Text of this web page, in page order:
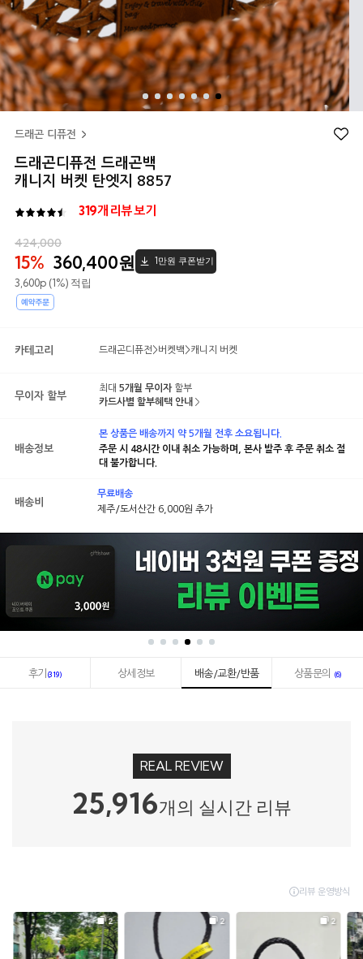
드래곤 디퓨전
드래곤디퓨전 드래곤백
캐니지 버켓 탄엣지 8857
4.9
319개 리뷰 보기
424,000
15% 360,400원 1만원 쿠폰받기
3,600p (1%) 적립
카테고리 드래곤디퓨전>버켓백>캐니지 버켓
무이자 할부
최대 5개월 무이자할부
카드사별 할부혜택 안내
배송정보
본 상품은 배송까지 약 5개월 전후 소요됩니다.
주문 시 48시간 이내 취소 가능하며, 본사 발주 후 주문 취소 절
대 불가합니다.
배송비
무료배송
제주/도서산간 6,000원 추가
후기 (319) 상세정보 배송/교환/반품 상품문의 (6)
REAL REVIEW
25,916개의 실시간 리뷰